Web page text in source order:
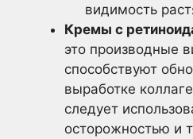
видимость
Кремы с
это производные
способствуют
выработке
следует
осторожностью и